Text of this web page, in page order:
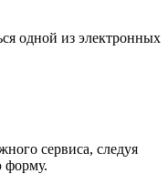
одной из электронных
сервиса, следуя
форму.